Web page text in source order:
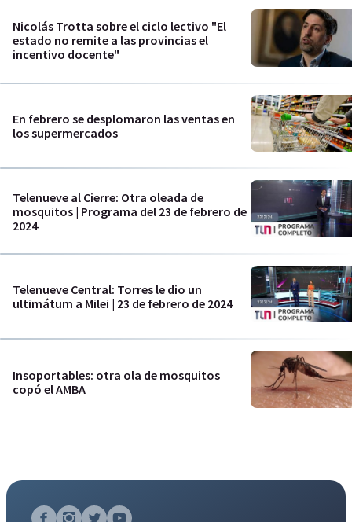
Nicolás Trotta sobre el ciclo lectivo "El
estado no remite a las provincias el
incentivo docente"
En febrero se desplomaron las ventas en
los supermercados
Telenueve al Cierre: Otra oleada de
mosquitos | Programa del 23 de febrero de
2024
Telenueve Central: Torres le dio un
ultimátum a Milei | 23 de febrero de 2024
Insoportables: otra ola de mosquitos
copó el AMBA